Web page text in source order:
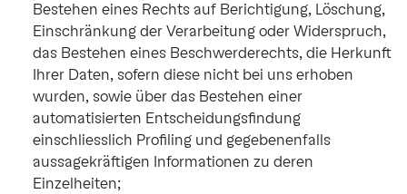
Bestehen eines Rechts auf Berichtigung, Löschung,
Einschränkung der Verarbeitung oder Widerspruch,
das Bestehen eines Beschwerderechts, die Herkunft
Ihrer Daten, sofern diese nicht bei uns erhoben
wurden, sowie über das Bestehen einer
automatisierten Entscheidungsfindung
einschliesslich Profiling und gegebenenfalls
aussagekräftigen Informationen zu deren
Einzelheiten;